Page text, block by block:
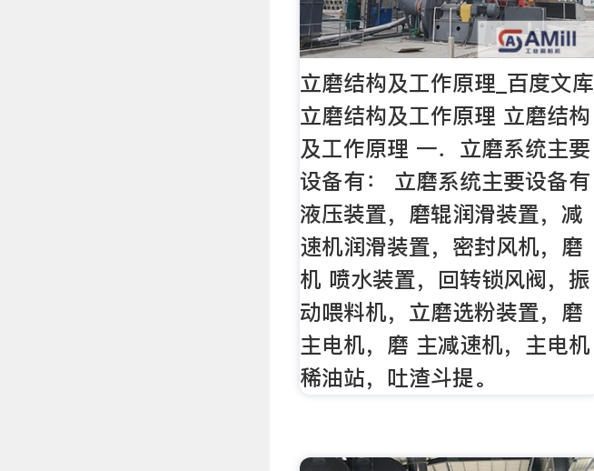
立磨结构及工作原理_百度文库
立磨结构及工作原理 立磨结构
及工作原理 一．立磨系统主要
设备有： 立磨系统主要设备有
液压装置，磨辊润滑装置，减
速机润滑装置，密封风机，磨
机 喷水装置，回转锁风阀，振
动喂料机，立磨选粉装置，磨
主电机，磨 主减速机，主电机
稀油站，吐渣斗提。